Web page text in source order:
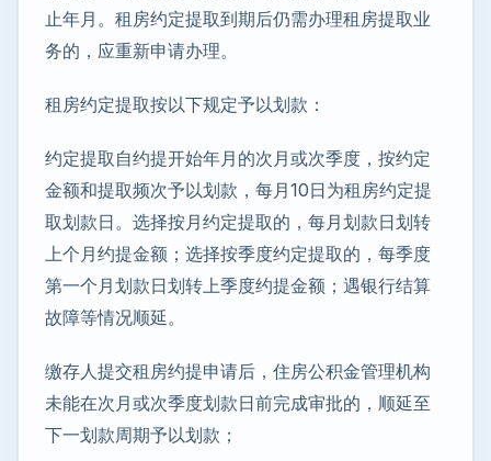
止年月。租房约定提取到期后仍需办理租房提取业
务的，应重新申请办理。
租房约定提取按以下规定予以划款：
约定提取自约提开始年月的次月或次季度，按约定
金额和提取频次予以划款，每月10日为租房约定提
取划款日。选择按月约定提取的，每月划款日划转
上个月约提金额；选择按季度约定提取的，每季度
第一个月划款日划转上季度约提金额；遇银行结算
故障等情况顺延。
缴存人提交租房约提申请后，住房公积金管理机构
未能在次月或次季度划款日前完成审批的，顺延至
下一划款周期予以划款；